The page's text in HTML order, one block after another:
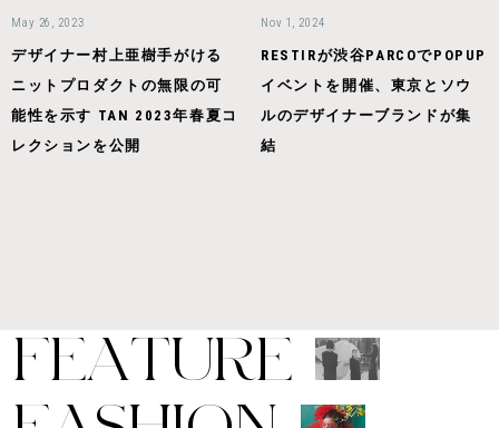
May 26, 2023
デザイナー村上亜樹手がける
ニットプロダクトの無限の可
能性を示す TAN 2023年春夏コ
レクションを公開
Nov 1, 2024
RESTIRが渋谷PARCOでPOPUP
イベントを開催、東京とソウ
ルのデザイナーブランドが集
結
FEATURE